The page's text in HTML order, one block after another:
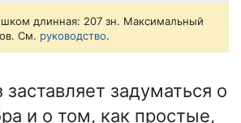
длинная: 207 зн. Максимальный
См. руководство.
заставляет задуматься о
и о том, как простые,